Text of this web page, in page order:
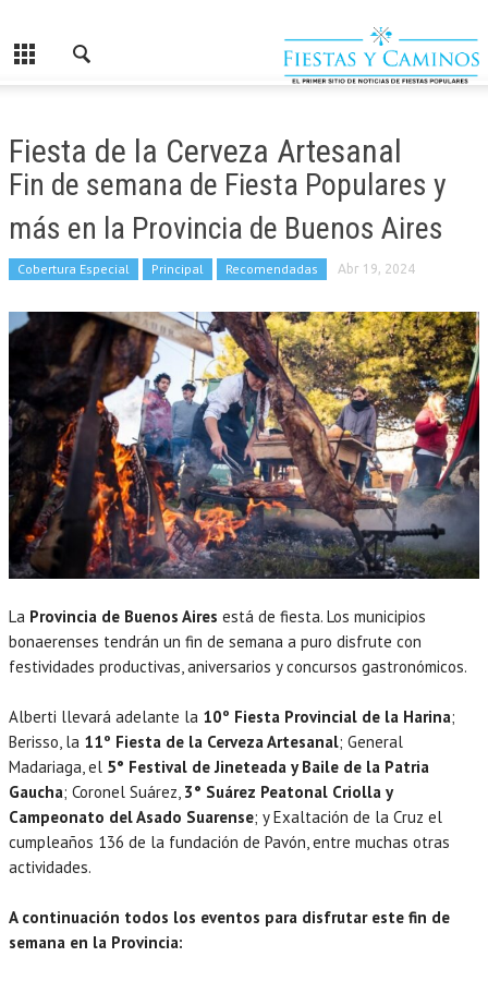
Fiesta de la Cerveza Artesanal
Fin de semana de Fiesta Populares y
más en la Provincia de Buenos Aires
Cobertura Especial Principal Recomendadas Abr 19, 2024
La Provincia de Buenos Aires está de fiesta. Los municipios
bonaerenses tendrán un fin de semana a puro disfrute con
festividades productivas, aniversarios y concursos gastronómicos.
Alberti llevará adelante la 10º Fiesta Provincial de la Harina;
Berisso, la 11º Fiesta de la Cerveza Artesanal; General
Madariaga, el 5° Festival de Jineteada y Baile de la Patria
Gaucha; Coronel Suárez, 3° Suárez Peatonal Criolla y
Campeonato del Asado Suarense; y Exaltación de la Cruz el
cumpleaños 136 de la fundación de Pavón, entre muchas otras
actividades.
A continuación todos los eventos para disfrutar este fin de
semana en la Provincia: